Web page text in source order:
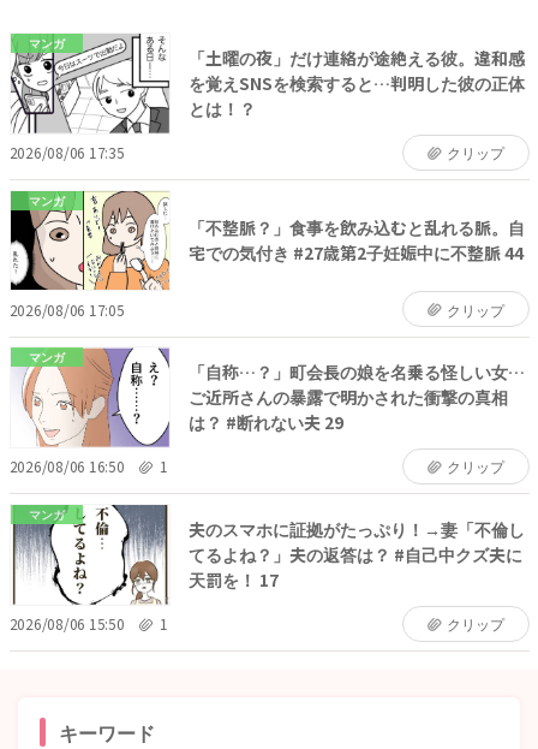
マンガ
「土曜の夜」だけ連絡が途絶える彼。違和感
を覚えSNSを検索すると…判明した彼の正体
とは！？
2026/08/06 17:35 クリップ
マンガ
「不整脈？」食事を飲み込むと乱れる脈。自
宅での気付き #27歳第2子妊娠中に不整脈 44
2026/08/06 17:05 クリップ
マンガ
「自称…？」町会長の娘を名乗る怪しい女…
ご近所さんの暴露で明かされた衝撃の真相
は？ #断れない夫 29
2026/08/06 16:50 1 クリップ
マンガ
夫のスマホに証拠がたっぷり！→妻「不倫し
てるよね？」夫の返答は？ #自己中クズ夫に
天罰を！ 17
2026/08/06 15:50 1 クリップ
キーワード